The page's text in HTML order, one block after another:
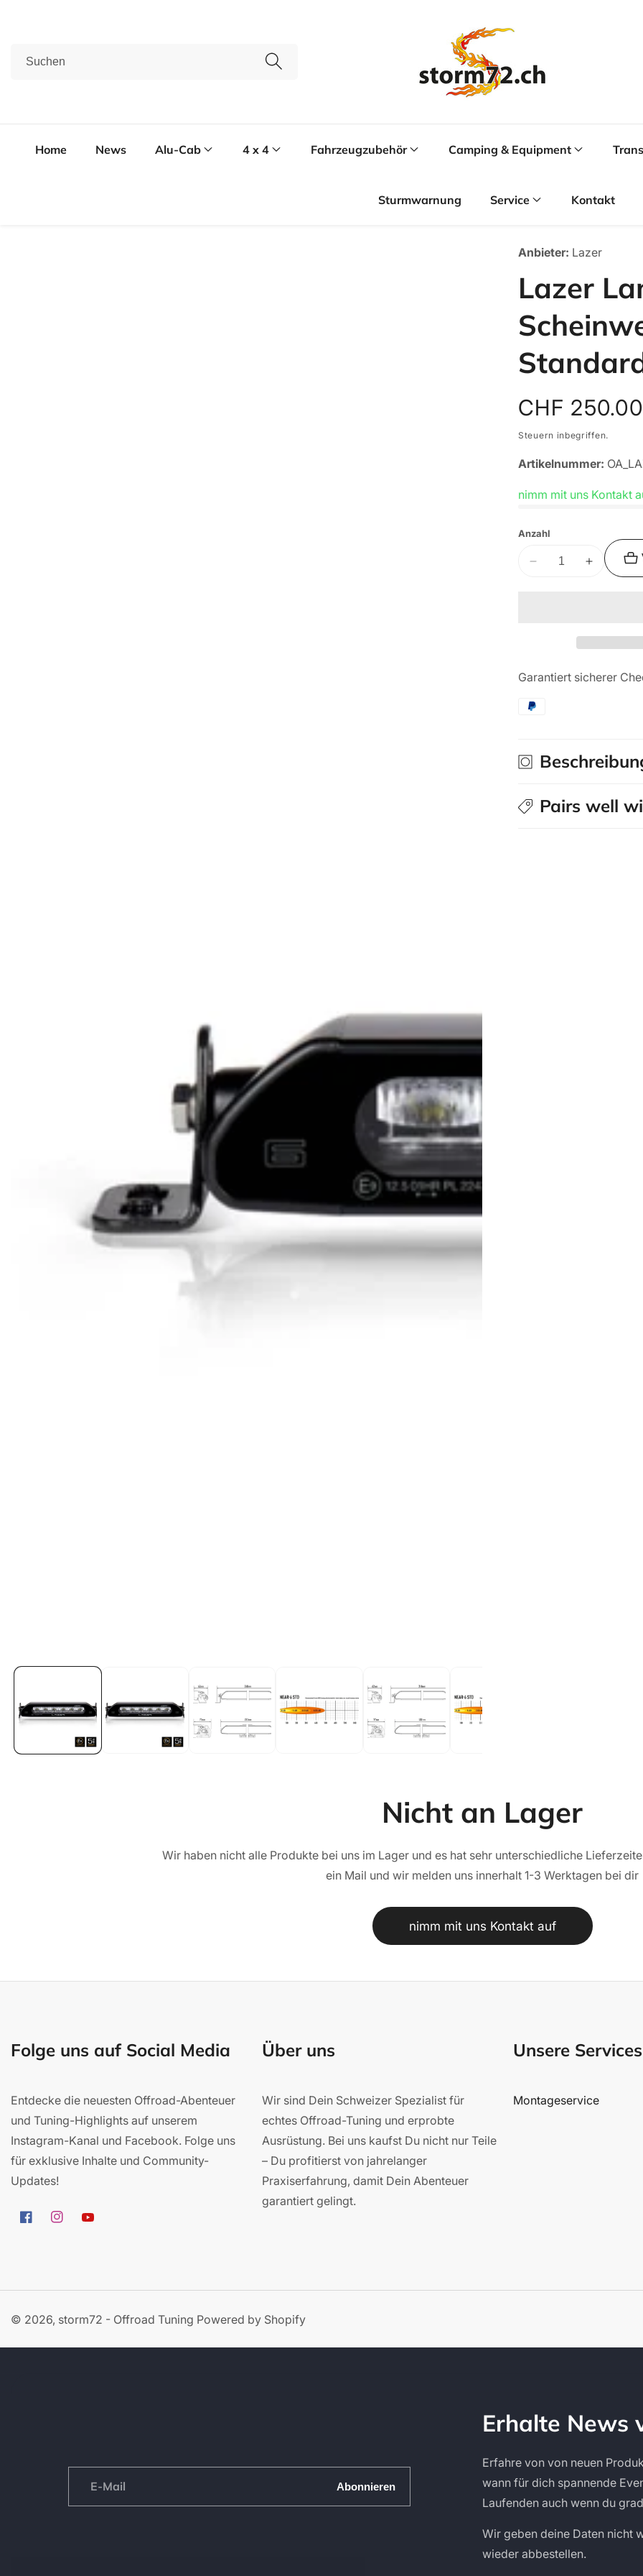
Suchen
Home News Alu-Cab 4 x 4 Fahrzeugzubehör Camping & Equipment
Sturmwarnung Service Kontakt
Galerieansicht
Anbieter: Lazer
Lazer
Normaler
Preis
CHF 250.00
Steuern inbegriffen.
Artikelnummer:
nimm mit uns Kontakt
Anzahl
Verringere
Scheinwerfer
Linear-
Erhöhe
Lazer
Lamps
Scheinwerfer
Garantiert sicherer
Pairs well
Nicht an Lager
Wir haben nicht alle Produkte bei uns im Lager und es hat sehr unterschiedliche
ein Mail und wir melden uns innerhalt 1-3 Werktagen bei dir
nimm mit uns Kontakt auf
Folge uns auf Social Media
Entdecke die neuesten Offroad-Abenteuer
und Tuning-Highlights auf unserem
Instagram-Kanal und Facebook. Folge uns
für exklusive Inhalte und Community-
Updates!
FacebookInstagramYouTube
Über uns
Wir sind Dein Schweizer Spezialist für
echtes Offroad-Tuning und erprobte
Ausrüstung. Bei uns kaufst Du nicht nur Teile
– Du profitierst von jahrelanger
Praxiserfahrung, damit Dein Abenteuer
garantiert gelingt.
Unsere Services
Montageservice
© 2026, storm72 - Offroad Tuning Powered by Shopify
Erhalte News
Erfahre von von neuen
wann für dich spannende
Laufenden auch wenn du
Wir geben deine Daten nicht
wieder abbestellen.
E-
Abonnieren